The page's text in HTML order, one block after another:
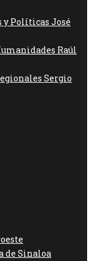
y Políticas José
Raúl
Sergio
de Sinaloa